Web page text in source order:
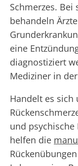
Schmerzes. Bei
behandeln
eine
diagnostiziert
Mediziner in
Handelt es sich
und
helfen die